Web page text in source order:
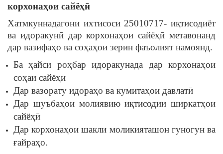
корхонаҳои сайёҳӣ
Хатмкуннадагони ихтисоси 25010717- иқтисодиёт
ва идоракунӣ дар корхонаҳои сайёҳӣ метавонанд
дар вазифаҳо ва соҳаҳои зерин фаъолият намоянд.
Ба ҳайси роҳбар идоракунада дар корхонаҳои
соҳаи сайёҳӣ
Дар вазорату идораҳо ва кумитаҳои давлатӣ
Дар шуъбаҳои молиявию иқтисодии ширкатҳои
сайёҳӣ
Дар корхонаҳои шакли моликияташон гуногун ва
ғайраҳо.